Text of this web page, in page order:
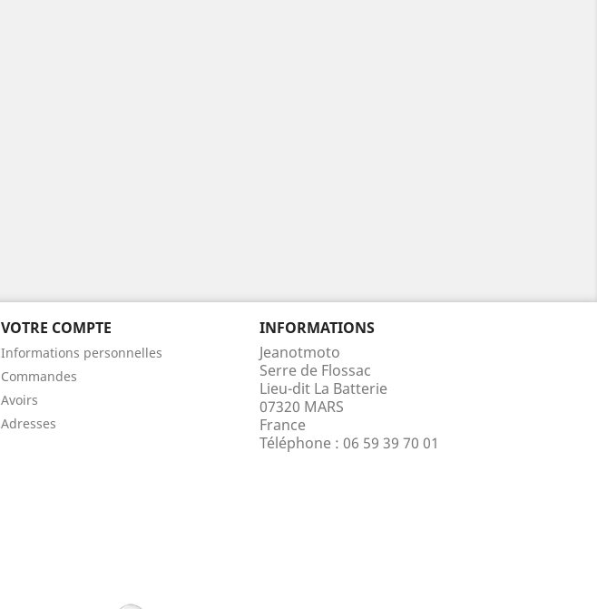
VOTRE COMPTE
Informations personnelles
Commandes
Avoirs
Adresses
INFORMATIONS
Jeanotmoto
Serre de Flossac
Lieu-dit La Batterie
07320 MARS
France
Téléphone : 06 59 39 70 01